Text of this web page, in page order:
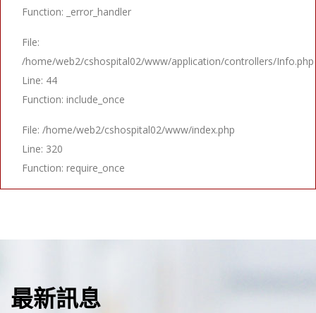
Function: _error_handler
File:
/home/web2/cshospital02/www/application/controllers/Info.php
Line: 44
Function: include_once
File: /home/web2/cshospital02/www/index.php
Line: 320
Function: require_once
最新訊息